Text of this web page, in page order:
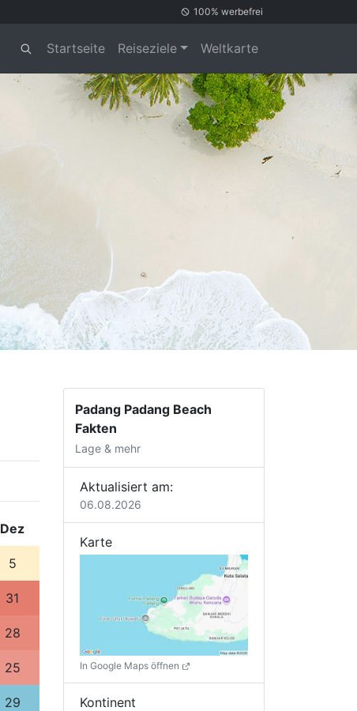
100% werbefrei
Startseite Reiseziele Weltkarte
Dez
5
31
28
25
29
Padang Padang Beach
Fakten
Lage & mehr
Aktualisiert am:
06.08.2026
Karte
In Google Maps öffnen
Kontinent